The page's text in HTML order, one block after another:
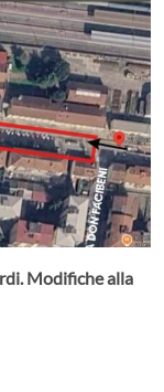
Modifiche alla